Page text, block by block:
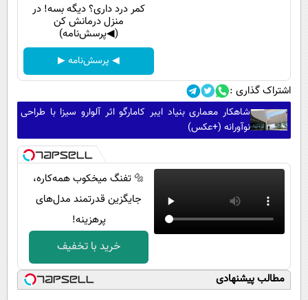
کمر درد داری؟ دیگه بسه! در
منزل درمانش کن
(◀پرسش‌نامه)
◀ پرسش‌نامه ▶
اشتراک گذاری :
شاهکار معماری بنیاد ایبر کامارگو اثر آلوارو سیزا با طراحی
نوآورانه (+عکس)
🔩 تفنگ میخکوب همه‌کاره،
جایگزین قدرتمند مدل‌های
پرهزینه!
خرید با تخفیف
مطالب پیشنهادی